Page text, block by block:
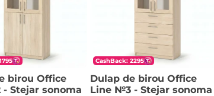
birou Office
Stejar sonoma
CashBack: 2295
Dulap de birou Office
Line №3 - Stejar sonoma